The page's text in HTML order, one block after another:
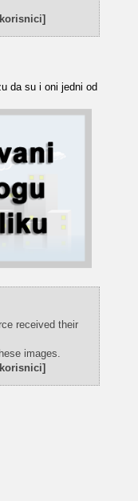
da su i oni jedni od
received their
images.